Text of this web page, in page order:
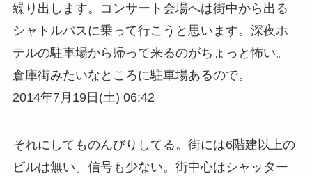
繰り出します。コンサート会場へは街中から出る
シャトルバスに乗って行こうと思います。深夜ホ
テルの駐車場から帰って来るのがちょっと怖い。
倉庫街みたいなところに駐車場あるので。
2014年7月19日(土) 06:42
それにしてものんびりしてる。街には6階建以上の
ビルは無い。信号も少ない。街中心はシャッター